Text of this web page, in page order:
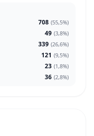
708 (55,5%)
49 (3,8%)
339 (26,6%)
121 (9,5%)
23 (1,8%)
36 (2,8%)